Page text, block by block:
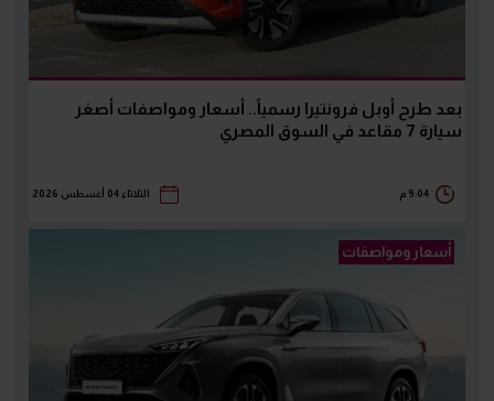
بعد طرح أوبل فرونتيرا رسمياً.. أسعار ومواصفات أصغر
سيارة 7 مقاعد في السوق المصري
9:04 م الثلاثاء 04 أغسطس 2026
أسعار ومواصفات